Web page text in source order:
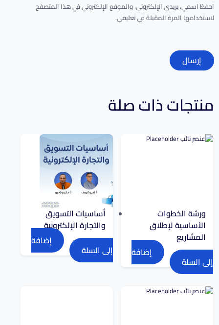
احفظ اسمي، بريدي الإلكتروني، والموقع الإلكتروني في هذا المتصفح
لاستخدامها المرة المقبلة في تعليقي.
منتجات ذات صلة
ورشة الخطوات
الأساسية لإطلاق
المشاريع
4,500.00د.ج إضافة
إلى السلة
أساسيات التسويق
والتجارة الإلكترونية
4,000.00د.ج إضافة
إلى السلة